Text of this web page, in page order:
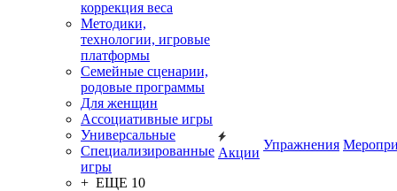
коррекция веса
Методики,
технологии, игровые
платформы
Семейные сценарии,
родовые программы
Для женщин
Ассоциативные игры
Универсальные
Специализированные
игры
+ ЕЩЕ 10
Акции
Упражнения